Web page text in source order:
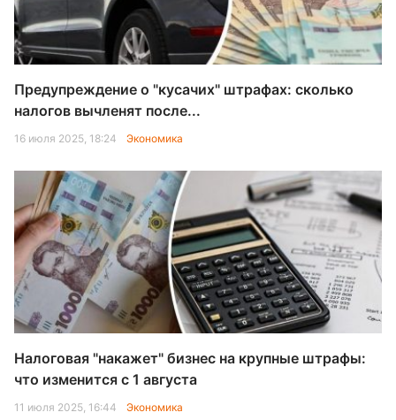
Предупреждение о "кусачих" штрафах: сколько
налогов вычленят после...
16 июля 2025, 18:24 Экономика
Налоговая "накажет" бизнес на крупные штрафы:
что изменится с 1 августа
11 июля 2025, 16:44 Экономика